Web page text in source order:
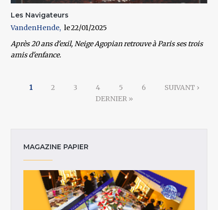
Les Navigateurs
VandenHende
22/01/2025
Après 20 ans d'exil, Neige Agopian retrouve à Paris ses trois
amis d'enfance.
1 2 3 4 5 6
SUIVANT ›
DERNIER »
MAGAZINE PAPIER